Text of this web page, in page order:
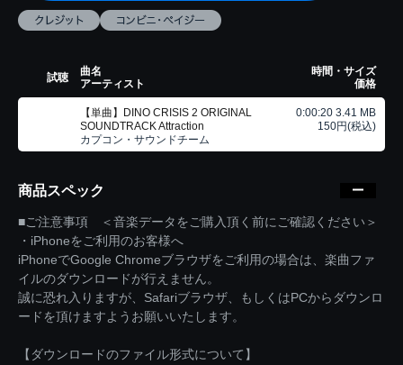
試聴
曲名
アーティスト
時間・サイズ
価格
【単曲】DINO CRISIS 2 ORIGINAL
SOUNDTRACK Attraction
カプコン・サウンドチーム
0:00:20 3.41 MB
150円(税込)
商品スペック
■ご注意事項 ＜音楽データをご購入頂く前にご確認ください＞
・iPhoneをご利用のお客様へ
iPhoneでGoogle Chromeブラウザをご利用の場合は、楽曲ファ
イルのダウンロードが行えません。
誠に恐れ入りますが、Safariブラウザ、もしくはPCからダウンロ
ードを頂けますようお願いいたします。
【ダウンロードのファイル形式について】